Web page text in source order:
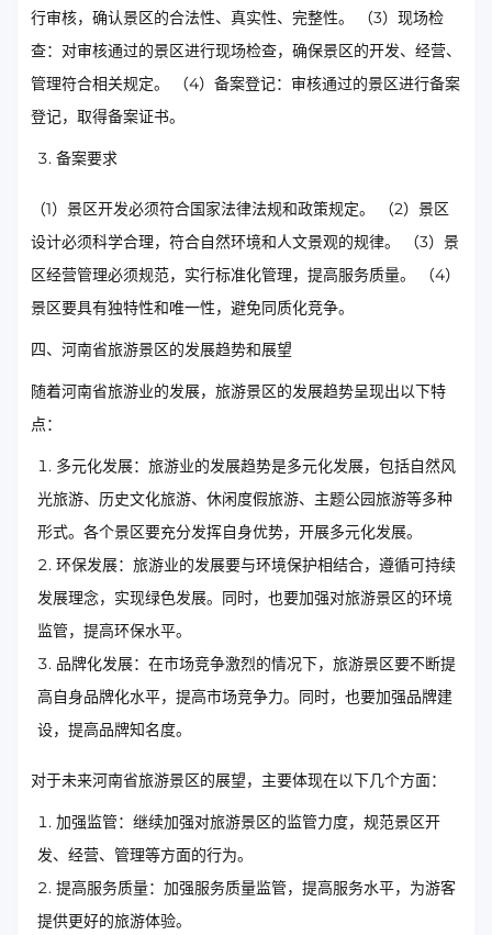
行审核，确认景区的合法性、真实性、完整性。 （3）现场检
查：对审核通过的景区进行现场检查，确保景区的开发、经营、
管理符合相关规定。 （4）备案登记：审核通过的景区进行备案
登记，取得备案证书。
备案要求
（1）景区开发必须符合国家法律法规和政策规定。 （2）景区
设计必须科学合理，符合自然环境和人文景观的规律。 （3）景
区经营管理必须规范，实行标准化管理，提高服务质量。 （4）
景区要具有独特性和唯一性，避免同质化竞争。
四、河南省旅游景区的发展趋势和展望
随着河南省旅游业的发展，旅游景区的发展趋势呈现出以下特
点：
多元化发展：旅游业的发展趋势是多元化发展，包括自然风
光旅游、历史文化旅游、休闲度假旅游、主题公园旅游等多种
形式。各个景区要充分发挥自身优势，开展多元化发展。
环保发展：旅游业的发展要与环境保护相结合，遵循可持续
发展理念，实现绿色发展。同时，也要加强对旅游景区的环境
监管，提高环保水平。
品牌化发展：在市场竞争激烈的情况下，旅游景区要不断提
高自身品牌化水平，提高市场竞争力。同时，也要加强品牌建
设，提高品牌知名度。
对于未来河南省旅游景区的展望，主要体现在以下几个方面：
加强监管：继续加强对旅游景区的监管力度，规范景区开
发、经营、管理等方面的行为。
提高服务质量：加强服务质量监管，提高服务水平，为游客
提供更好的旅游体验。